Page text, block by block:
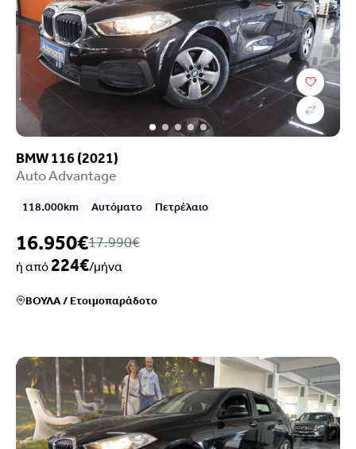
BMW 116 (2021)
Auto Advantage
118.000km Αυτόματο Πετρέλαιο
16.950€17.990€
ή από224€/μήνα
ΒΟΥΛΑ/Ετοιμοπαράδοτο